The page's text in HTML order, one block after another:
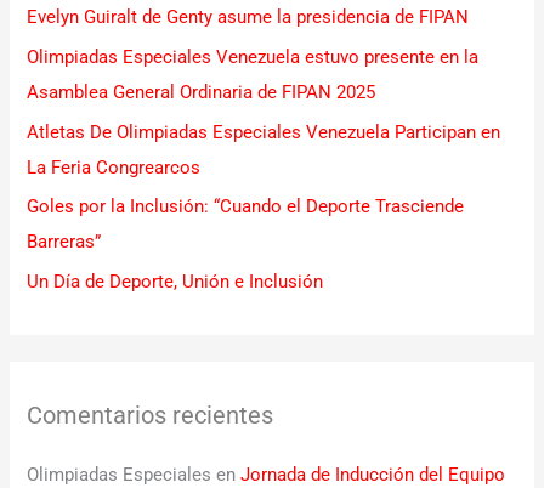
p
o
r
:
Evelyn Guiralt de Genty asume la presidencia de FIPAN
Olimpiadas Especiales Venezuela estuvo presente en la
Asamblea General Ordinaria de FIPAN 2025
Atletas De Olimpiadas Especiales Venezuela Participan en
La Feria Congrearcos
Goles por la Inclusión: “Cuando el Deporte Trasciende
Barreras”
Un Día de Deporte, Unión e Inclusión
Comentarios recientes
Olimpiadas Especiales enJornada de Inducción del Equipo